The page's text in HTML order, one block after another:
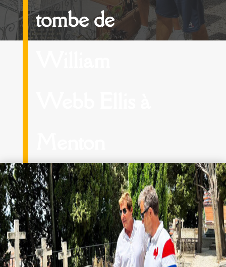
tombe de